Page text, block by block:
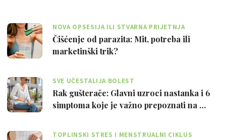
NOVA OPSESIJA ILI STVARNA PRIJETNJA
Čišćenje od parazita: Mit, potreba ili
marketinški trik?
SVE UČESTALIJA BOLEST
Rak gušterače: Glavni uzroci nastanka i 6
simptoma koje je važno prepoznati na …
TOPLINSKI STRES I MENSTRUALNI CIKLUS